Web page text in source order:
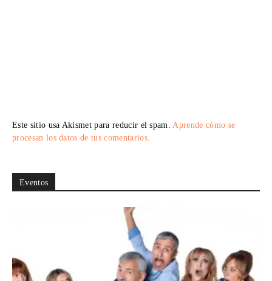
Este sitio usa Akismet para reducir el spam. Aprende cómo se
procesan los datos de tus comentarios.
Eventos